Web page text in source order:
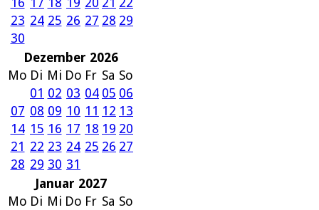
23 24 25 26 27 28 29
30
Dezember 2026
Mo Di Mi Do Fr Sa So
01 02 03 04 05 06
07 08 09 10 11 12 13
14 15 16 17 18 19 20
21 22 23 24 25 26 27
28 29 30 31
Januar 2027
Mo Di Mi Do Fr Sa So